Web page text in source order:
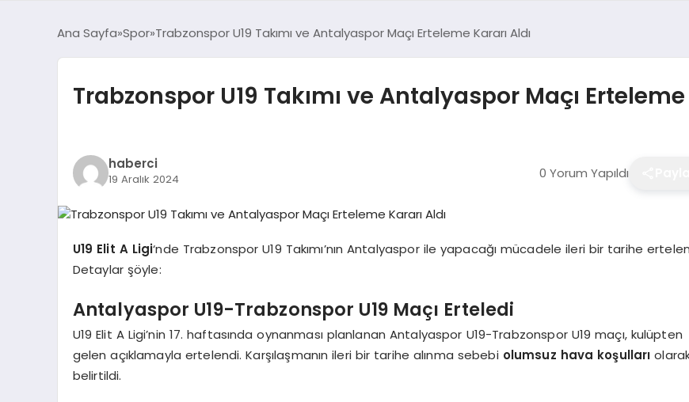
Ana Sayfa Spor Trabzonspor U19 Takımı ve Antalyaspor Maçı Erteleme Kararı Aldı
Trabzonspor U19 Takımı ve Antalyaspor Maçı Erteleme
haberci
19 Aralık 2024 0 Yorum Yapıldı
U19 Elit A Ligi‘nde Trabzonspor U19 Takımı’nın Antalyaspor ile yapacağı mücadele ileri bir tarihe
Detaylar şöyle:
Antalyaspor U19-Trabzonspor U19 Maçı Erteledi
U19 Elit A Ligi’nin 17. haftasında oynanması planlanan Antalyaspor U19-Trabzonspor U19 maçı, kulüpten
gelen açıklamayla ertelendi. Karşılaşmanın ileri bir tarihe alınma sebebi olumsuz hava koşulları
belirtildi.